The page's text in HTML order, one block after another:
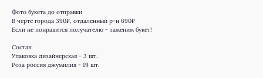
Фото букета до отправки
В черте города 390₽, отдаленный р-н 690₽
Если не понравится получателю - заменим букет!
Состав:
Упаковка дизайнерская - 3 шт.
Роза россия джумилия - 19 шт.